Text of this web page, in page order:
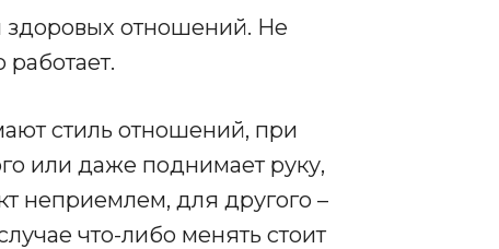
здоровых отношений. Не
стиль отношений, при
или даже поднимает руку,
неприемлем, для другого –
что-либо менять стоит